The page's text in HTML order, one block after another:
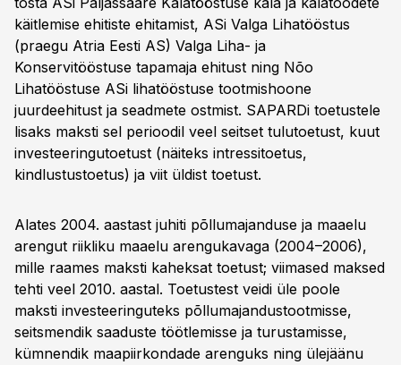
käitlemise ehitiste ehitamist, ASi Valga Lihatööstus
(praegu Atria Eesti AS) Valga Liha- ja
Konservitööstuse tapamaja ehitust ning Nõo
Lihatööstuse ASi lihatööstuse tootmishoone
juurdeehitust ja seadmete ostmist. SAPARDi toetustele
lisaks maksti sel perioodil veel seitset tulutoetust, kuut
investeeringutoetust (näiteks intressitoetus,
kindlustustoetus) ja viit üldist toetust.
Alates 2004. aastast juhiti põllumajanduse ja maaelu
arengut riikliku maaelu arengukavaga (2004–2006),
mille raames maksti kaheksat toetust; viimased maksed
tehti veel 2010. aastal. Toetustest veidi üle poole
maksti investeeringuteks põllumajandustootmisse,
seitsmendik saaduste töötlemisse ja turustamisse,
kümnendik maapiirkondade arenguks ning ülejäänu